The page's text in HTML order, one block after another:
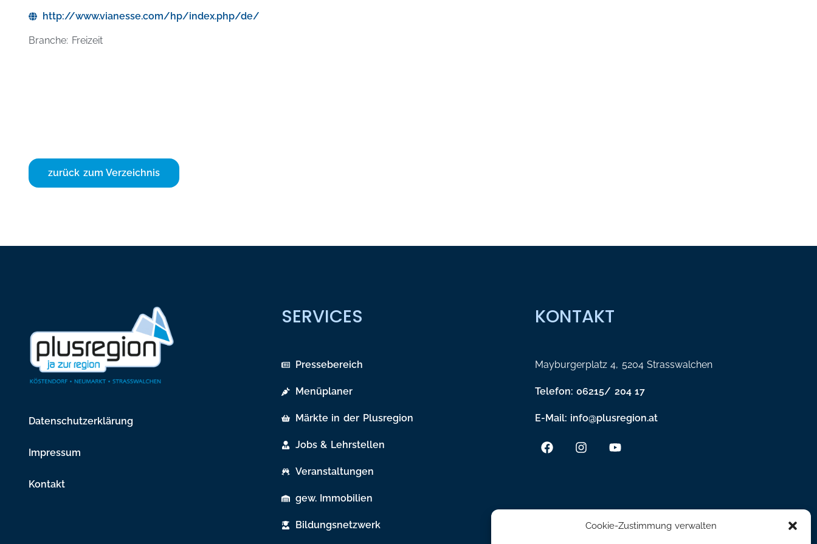
Cookie-Zustimmung verwalten
http://www.vianesse.com/hp/index.php/de/
Branche: Freizeit
zurück zum Verzeichnis
Datenschutzerklärung
Impressum
Kontakt
SERVICES
Pressebereich
Menüplaner
Märkte in der Plusregion
Jobs & Lehrstellen
Veranstaltungen
gew. Immobilien
Bildungsnetzwerk
KONTAKT
Mayburgerplatz 4, 5204 Strasswalchen
Telefon: 06215/ 204 17
E-Mail: info@plusregion.at